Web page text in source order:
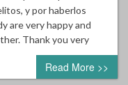
y por haberlos
are very happy and
Thank you very
Read More >>